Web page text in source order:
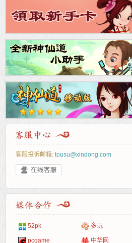
客服投诉邮箱: tousu@xindong.com
52pk 多玩
pcgame 中华网